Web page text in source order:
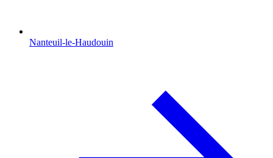
Nanteuil-le-Haudouin